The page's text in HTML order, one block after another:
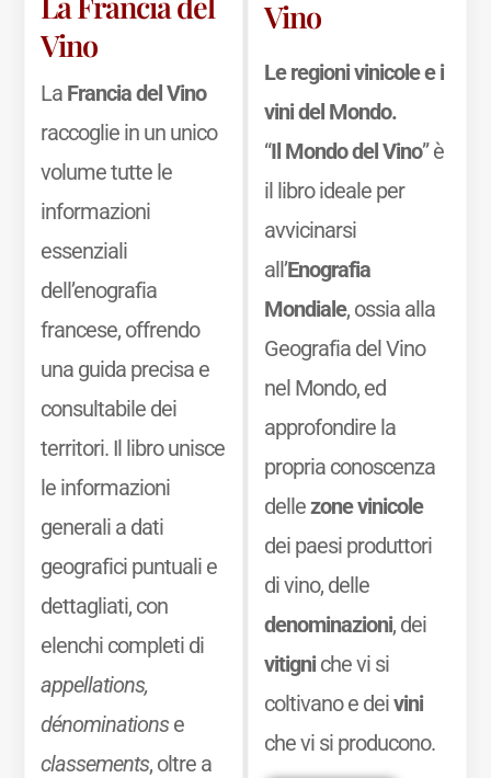
Vino
La Francia del Vino
raccoglie in un unico
volume tutte le
informazioni
essenziali
dell’enografia
francese, offrendo
una guida precisa e
consultabile dei
territori. Il libro unisce
le informazioni
generali a dati
geografici puntuali e
dettagliati, con
elenchi completi di
appellations,
dénominationse
classements, oltre a
Vino
Le regioni vinicole e i
vini del Mondo.
“Il Mondo del Vino” è
il libro ideale per
avvicinarsi
all’Enografia
Mondiale, ossia alla
Geografia del Vino
nel Mondo, ed
approfondire la
propria conoscenza
dellezone vinicole
dei paesi produttori
di vino, delle
denominazioni, dei
vitigniche vi si
coltivano e deivini
che vi si producono.